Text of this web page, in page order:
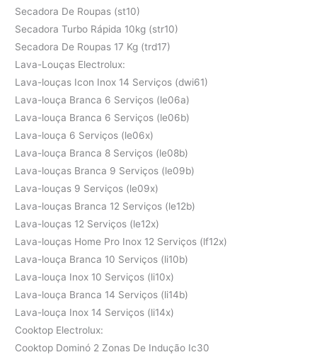
Secadora De Roupas (st10)
Secadora Turbo Rápida 10kg (str10)
Secadora De Roupas 17 Kg (trd17)
Lava-Louças Electrolux:
Lava-louças Icon Inox 14 Serviços (dwi61)
Lava-louça Branca 6 Serviços (le06a)
Lava-louça Branca 6 Serviços (le06b)
Lava-louça 6 Serviços (le06x)
Lava-louça Branca 8 Serviços (le08b)
Lava-louças Branca 9 Serviços (le09b)
Lava-louças 9 Serviços (le09x)
Lava-louças Branca 12 Serviços (le12b)
Lava-louças 12 Serviços (le12x)
Lava-louças Home Pro Inox 12 Serviços (lf12x)
Lava-louça Branca 10 Serviços (li10b)
Lava-louça Inox 10 Serviços (li10x)
Lava-louça Branca 14 Serviços (li14b)
Lava-louça Inox 14 Serviços (li14x)
Cooktop Electrolux:
Cooktop Dominó 2 Zonas De Indução Ic30